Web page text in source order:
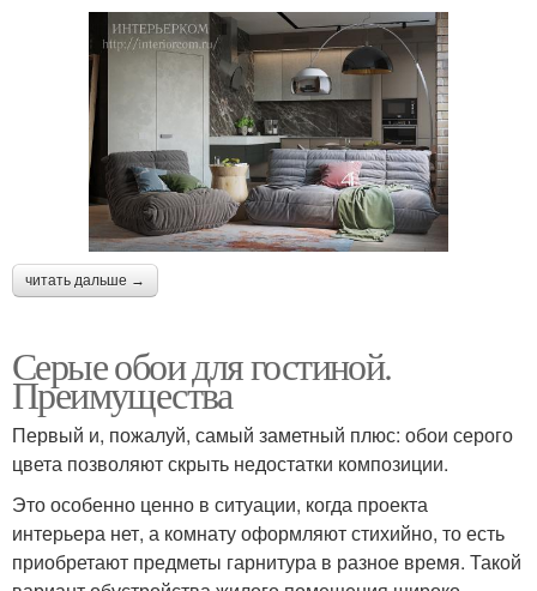
читать дальше →
Серые обои для гостиной.
Преимущества
Первый и, пожалуй, самый заметный плюс: обои серого
цвета позволяют скрыть недостатки композиции.
Это особенно ценно в ситуации, когда проекта
интерьера нет, а комнату оформляют стихийно, то есть
приобретают предметы гарнитура в разное время. Такой